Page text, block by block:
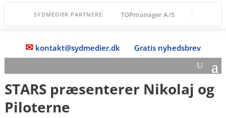
SYDMEDIER PARTNERE TOPmanager A/S
✉ kontakt@sydmedier.dk Gratis nyhedsbrev
STARS præsenterer Nikolaj og
Piloterne